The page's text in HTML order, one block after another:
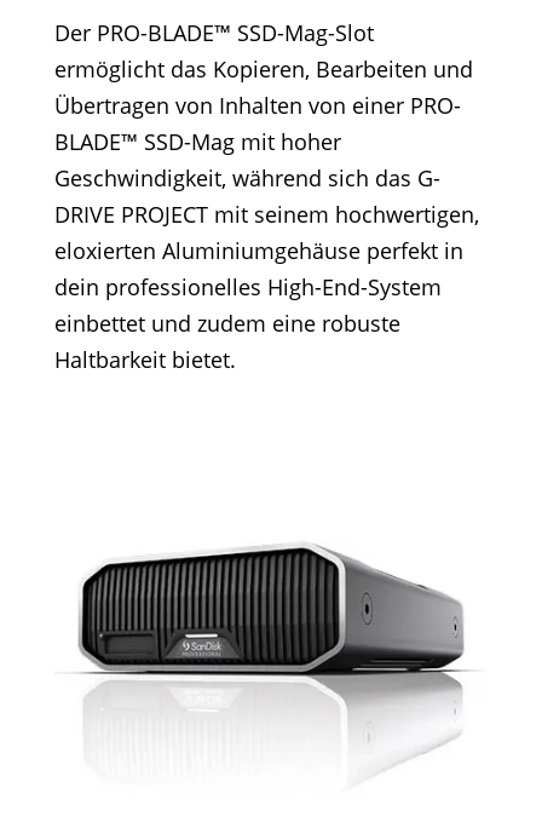
Der PRO-BLADE™ SSD-Mag-Slot
ermöglicht das Kopieren, Bearbeiten und
Übertragen von Inhalten von einer PRO-
BLADE™ SSD-Mag mit hoher
Geschwindigkeit, während sich das G-
DRIVE PROJECT mit seinem hochwertigen,
eloxierten Aluminiumgehäuse perfekt in
dein professionelles High-End-System
einbettet und zudem eine robuste
Haltbarkeit bietet.